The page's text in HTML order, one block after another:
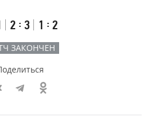
Второй
тайм
2 : 3
Третий
тайм
1 : 2
ЗАКОНЧЕН